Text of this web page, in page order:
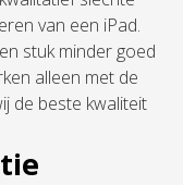
van een iPad.
stuk minder goed
alleen met de
de beste kwaliteit